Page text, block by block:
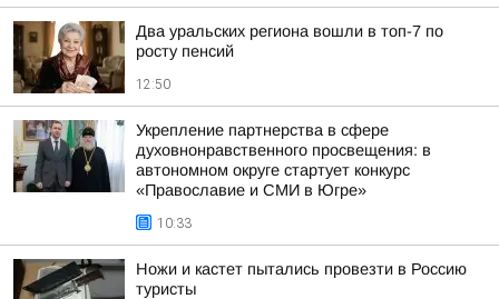
Два уральских региона вошли в топ-7 по
росту пенсий
12:50
Укрепление партнерства в сфере
духовнонравственного просвещения: в
автономном округе стартует конкурс
«Православие и СМИ в Югре»
10:33
Ножи и кастет пытались провезти в Россию
туристы